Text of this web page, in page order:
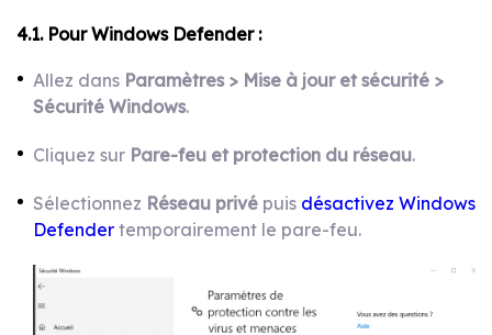
4.1. Pour Windows Defender :
Allez dans Paramètres > Mise à jour et sécurité >
Sécurité Windows.
Cliquez sur Pare-feu et protection du réseau.
Sélectionnez Réseau privé puis désactivez Windows
Defender temporairement le pare-feu.